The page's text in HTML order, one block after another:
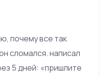
почему все так
сломался. написал
5 дней: «пришлите